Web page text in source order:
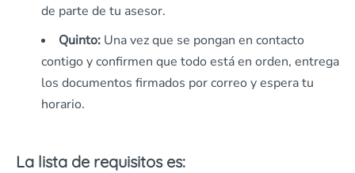
de parte de tu asesor.
Quinto: Una vez que se pongan en contacto
contigo y confirmen que todo está en orden, entrega
los documentos firmados por correo y espera tu
horario.
La lista de requisitos es: